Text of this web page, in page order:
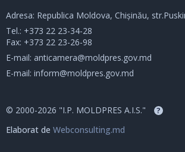
Adresa: Republica Moldova, Chișinău,
Tel.: +373 22 23-34-28
Fax: +373 22 23-26-98
E-mail: anticamera@moldpres.gov.md
E-mail: inform@moldpres.gov.md
© 2000-2026 "I.P. MOLDPRES A.I.S." ?
Elaborat de Webconsulting.md